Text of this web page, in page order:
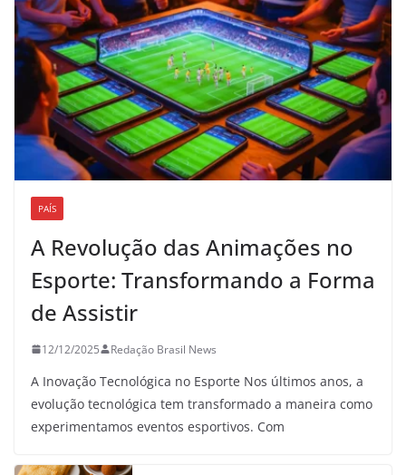
PAÍS
A Revolução das Animações no
Esporte: Transformando a Forma
de Assistir
12/12/2025 Redação Brasil News
A Inovação Tecnológica no Esporte Nos últimos anos, a
evolução tecnológica tem transformado a maneira como
experimentamos eventos esportivos. Com